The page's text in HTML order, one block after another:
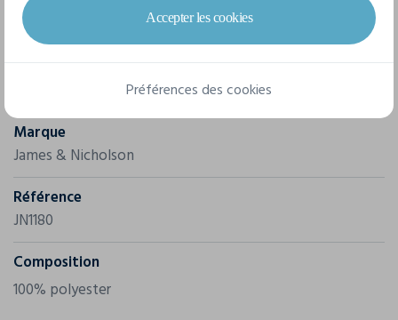
Zip pour la décoration au dos | Zips : YKK
Marque
James & Nicholson
Référence
JN1180
Composition
100% polyester
Accepter les cookies
Préférences des cookies